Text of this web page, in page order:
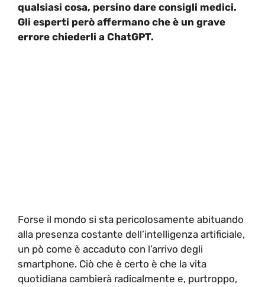
qualsiasi cosa, persino dare consigli medici.
Gli esperti però affermano che è un grave
errore chiederli a ChatGPT.
Forse il mondo si sta pericolosamente abituando
alla presenza costante dell’intelligenza artificiale,
un pò come è accaduto con l’arrivo degli
smartphone. Ciò che è certo è che la vita
quotidiana cambierà radicalmente e, purtroppo,